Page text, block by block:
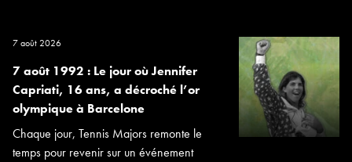
7 août 2026
7 août 1992 : Le jour où Jennifer
Capriati, 16 ans, a décroché l’or
olympique à Barcelone
Chaque jour, Tennis Majors remonte le
temps pour revenir sur un événement